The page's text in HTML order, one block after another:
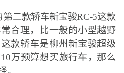
二款轿车新宝骏RC-5这款
合理，比一般的小型越野
款轿车是柳州新宝骏超级
万预算想买旅行车，那么
。